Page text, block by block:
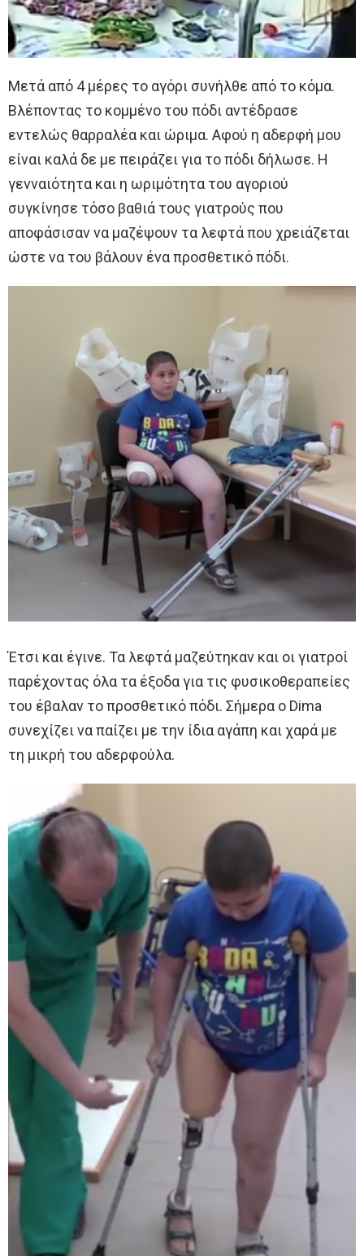
Μετά από 4 μέρες το αγόρι συνήλθε από το κόμα.
Βλέποντας το κομμένο του πόδι αντέδρασε
εντελώς θαρραλέα και ώριμα. Αφού η αδερφή μου
είναι καλά δε με πειράζει για το πόδι δήλωσε. Η
γενναιότητα και η ωριμότητα του αγοριού
συγκίνησε τόσο βαθιά τους γιατρούς που
αποφάσισαν να μαζέψουν τα λεφτά που χρειάζεται
ώστε να του βάλουν ένα προσθετικό πόδι.
Έτσι και έγινε. Τα λεφτά μαζεύτηκαν και οι γιατροί
παρέχοντας όλα τα έξοδα για τις φυσικοθεραπείες
του έβαλαν το προσθετικό πόδι. Σήμερα ο Dima
συνεχίζει να παίζει με την ίδια αγάπη και χαρά με
τη μικρή του αδερφούλα.